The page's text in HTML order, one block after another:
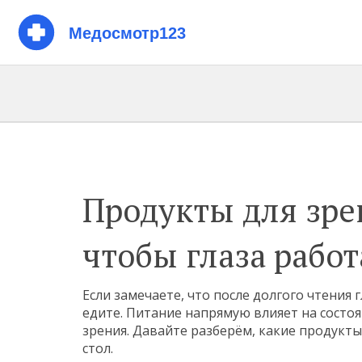
Продукты для
чтобы глаза
Если замечаете, что после долгого
едите. Питание напрямую влияет на
зрения. Давайте разберём, какие
стол.